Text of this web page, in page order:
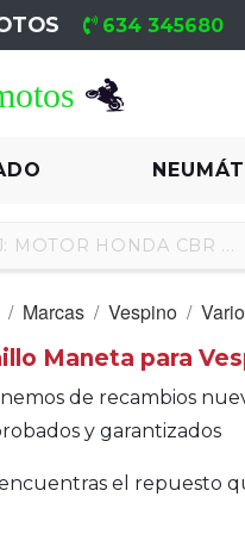
634 345680
Marcas Vespino
Maneta para
de recambios
y garantizados
el repuesto